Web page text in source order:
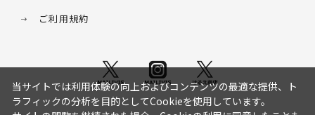
ご利用規約
当サイトでは利用体験の向上およびコンテンツの最適な提供、ト
ラフィックの分析を目的としてCookieを使用しています。